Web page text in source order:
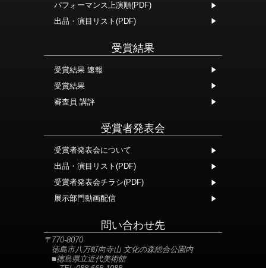
パフォーマンス上演順(PDF)
出品・演目リスト(PDF)
受賞結果
受賞結果 速報
受賞結果
審査員 講評
受賞者発表会
受賞者発表会について
出品・演目リスト(PDF)
受賞者発表会チラシ(PDF)
展示部門動画配信
問い合わせ先
〒770-8070
徳島市八万町向寺山 文化の森総合公園内
■徳島県立近代美術館